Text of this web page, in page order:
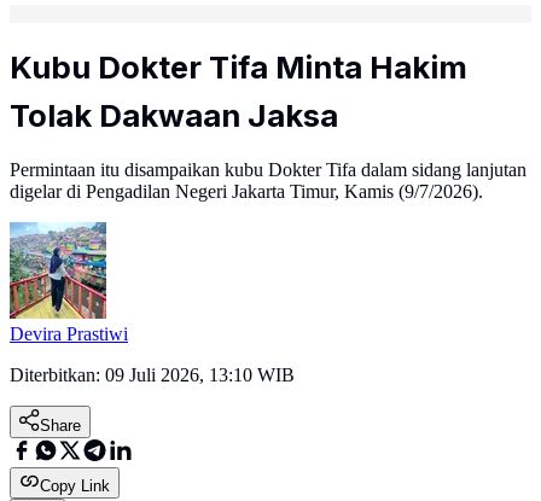
Kubu Dokter Tifa Minta Hakim
Tolak Dakwaan Jaksa
Permintaan itu disampaikan kubu Dokter Tifa dalam sidang lanjutan
digelar di Pengadilan Negeri Jakarta Timur, Kamis (9/7/2026).
Devira Prastiwi
Diterbitkan: 09 Juli 2026, 13:10 WIB
Share
Copy Link